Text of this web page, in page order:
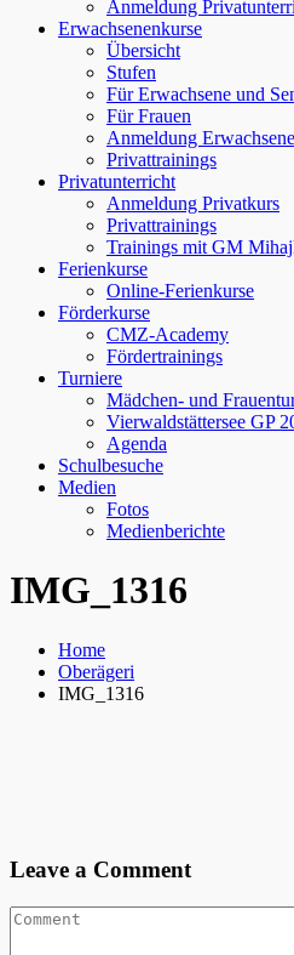
Anmeldung
Erwachsenenkurse
Übersicht
Stufen
Für Erwachsene und
Für Frauen
Anmeldung
Privattrainings
Privatunterricht
Anmeldung Privatkurs
Privattrainings
Trainings mit GM
Ferienkurse
Online-Ferienkurse
Förderkurse
CMZ-Academy
Fördertrainings
Turniere
Mädchen- und
Vierwaldstättersee GP
Agenda
Schulbesuche
Medien
Fotos
Medienberichte
IMG_1316
Home
Oberägeri
IMG_1316
Leave a Comment